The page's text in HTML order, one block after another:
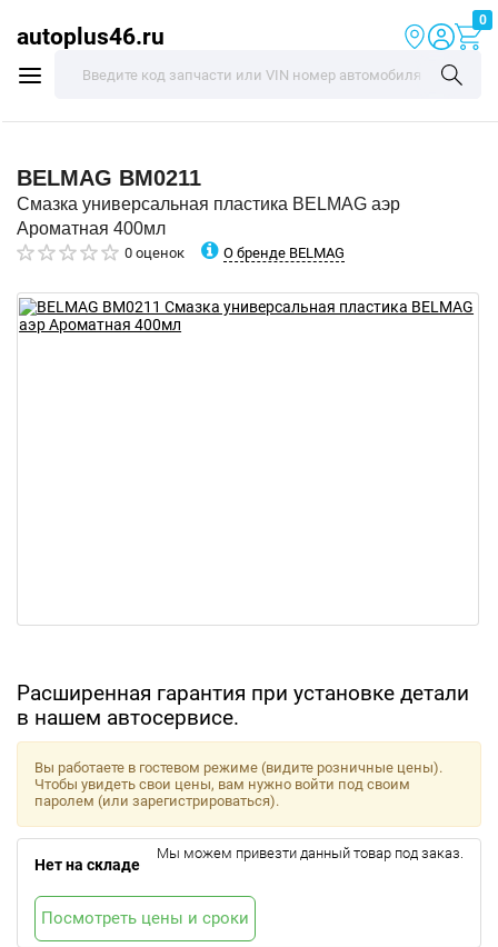
autoplus46.ru
0
BELMAG BM0211
Смазка универсальная пластика BELMAG аэр
Ароматная 400мл
0 оценок О бренде BELMAG
Расширенная гарантия при установке детали
в нашем автосервисе.
Вы работаете в гостевом режиме (видите розничные цены).
Чтобы увидеть свои цены, вам нужно войти под своим
паролем (или зарегистрироваться).
Нет на складе
Мы можем привезти данный товар под заказ.
Посмотреть цены и сроки